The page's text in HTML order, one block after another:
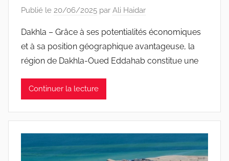
Publié le 20/06/2025 par Ali Haidar
Dakhla – Grâce à ses potentialités économiques
et à sa position géographique avantageuse, la
région de Dakhla-Oued Eddahab constitue une
Continuer la lecture